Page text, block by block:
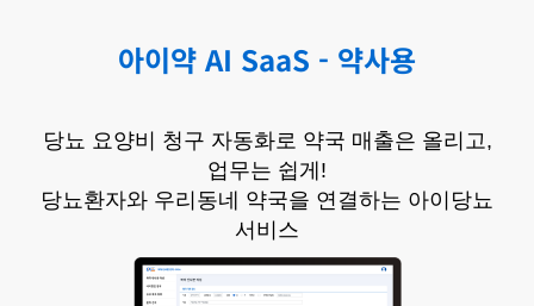
아이약 AI SaaS - 약사용
당뇨 요양비 청구 자동화로 약국 매출은 올리고,
업무는 쉽게!
당뇨환자와 우리동네 약국을 연결하는 아이당뇨
서비스